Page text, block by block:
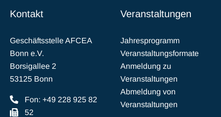
Kontakt
Geschäftsstelle AFCEA
Bonn e.V.
Borsigallee 2
53125 Bonn
Fon: +49 228 925 82
52
Veranstaltungen
Jahresprogramm
Veranstaltungsformate
Anmeldung zu
Veranstaltungen
Abmeldung von
Veranstaltungen